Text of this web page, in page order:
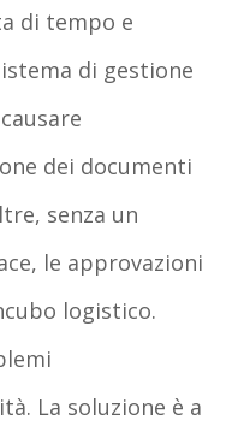
di tempo e
di gestione
dei documenti
senza un
le approvazioni
logistico.
La soluzione è a